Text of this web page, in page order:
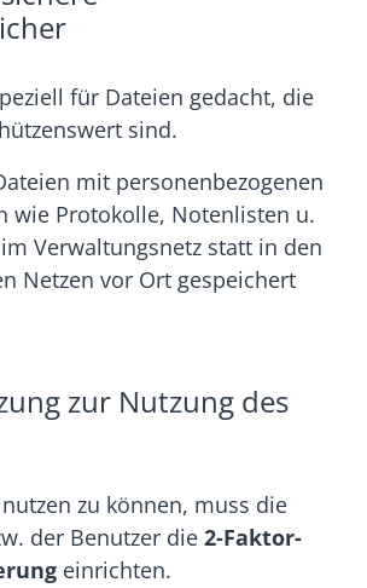
für Dateien gedacht, die
sind.
mit personenbezogenen
wie Protokolle, Notenlisten u.
Verwaltungsnetz statt in den
Netzen vor Ort gespeichert
zur Nutzung des
nutzen zu können, muss die
der Benutzer die 2-Faktor-
einrichten.